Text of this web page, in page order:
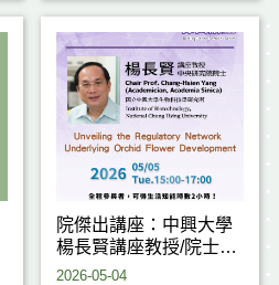
院傑出講座：中興大學
楊長賢講座教授/院士
(115.05.05)
2026-05-04